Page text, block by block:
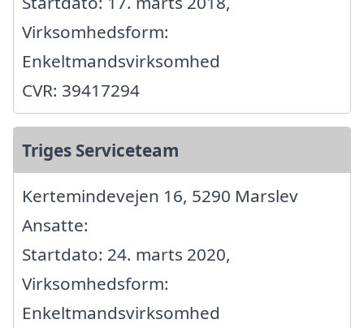
Virksomhedsform:
Enkeltmandsvirksomhed
CVR: 39417294
Triges Serviceteam
Kertemindevejen 16, 5290 Marslev
Ansatte:
Startdato: 24. marts 2020,
Virksomhedsform:
Enkeltmandsvirksomhed